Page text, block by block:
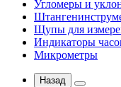
Угломеры и
Щупы для
Индикаторы
Микрометры
Назад